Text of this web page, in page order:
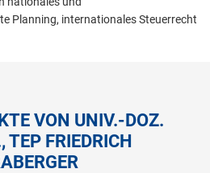
Planning, internationales Steuerrecht
VON UNIV.-DOZ.
TEP FRIEDRICH